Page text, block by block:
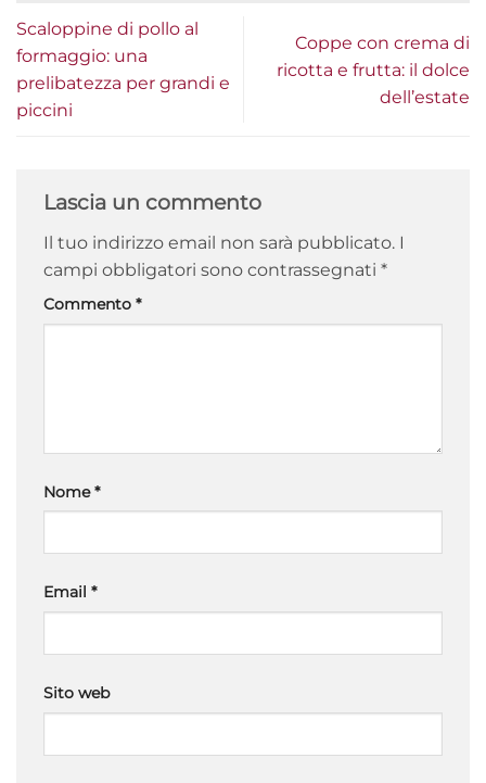
Scaloppine di pollo al
formaggio: una
prelibatezza per grandi e
piccini
Coppe con crema di
ricotta e frutta: il dolce
dell’estate
Lascia un commento
Il tuo indirizzo email non sarà pubblicato. I
campi obbligatori sono contrassegnati *
Commento *
Nome*
Email *
Sito web